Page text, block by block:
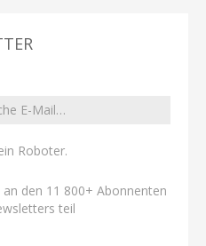
Roboter.
an den 11 800+ Abonnenten
teil